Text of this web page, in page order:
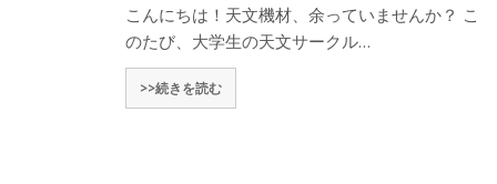
こんにちは！天文機材、余っていませんか？ こ
のたび、大学生の天文サークル…
>>続きを読む